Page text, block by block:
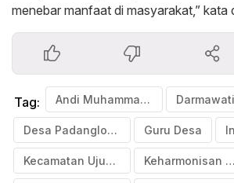
menebar manfaat di masyarakat,” kata
Tag: Andi Muhammad Rizal Darmawati
Desa Padangloang Guru Desa
Kecamatan Ujungloe Keharmonisan Keluarga